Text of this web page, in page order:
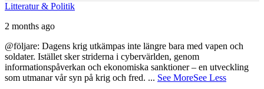
Litteratur & Politik
2 months ago
@följare: Dagens krig utkämpas inte längre bara med vapen och
soldater. Istället sker striderna i cybervärlden, genom
informationspåverkan och ekonomiska sanktioner – en utveckling
som utmanar vår syn på krig och fred. ... See MoreSee Less